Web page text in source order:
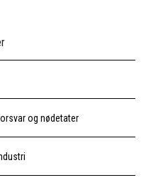
og nødetater